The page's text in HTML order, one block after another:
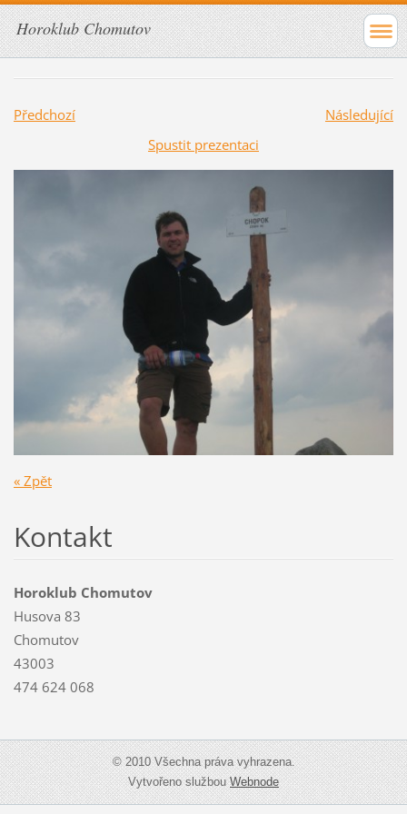
Horoklub Chomutov
Předchozí
Následující
Spustit prezentaci
« Zpět
Kontakt
Horoklub Chomutov
Husova 83
Chomutov
43003
474 624 068
© 2010 Všechna práva vyhrazena.
Vytvořeno službouWebnode